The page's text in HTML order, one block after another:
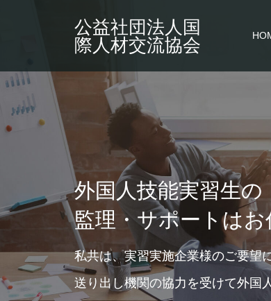
公益社団法人国
際人材交流協会
外国人技能実習生の
監理・サポートは
私共は、実習実施企業様のご要望
送り出し機関の協力を受けて外国